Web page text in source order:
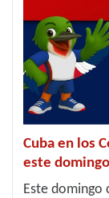
Cuba en los
este domingo
Este domingo